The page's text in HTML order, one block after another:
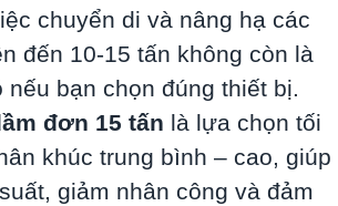
chuyển di và nâng hạ các
đến 10-15 tấn không còn là
nếu bạn chọn đúng thiết bị.
đơn 15 tấn là lựa chọn tối
khúc trung bình – cao, giúp
giảm nhân công và đảm